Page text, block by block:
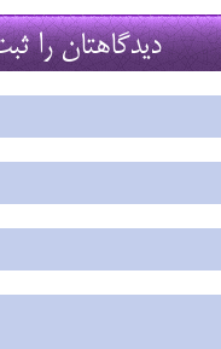
29 اسفند 03
دیدگاهتان را